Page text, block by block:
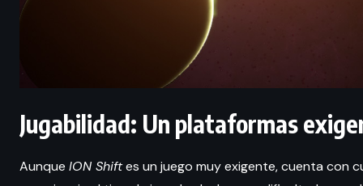
Jugabilidad: Un plataformas
Aunque ION Shiftes un juego muy exigente, cuenta con